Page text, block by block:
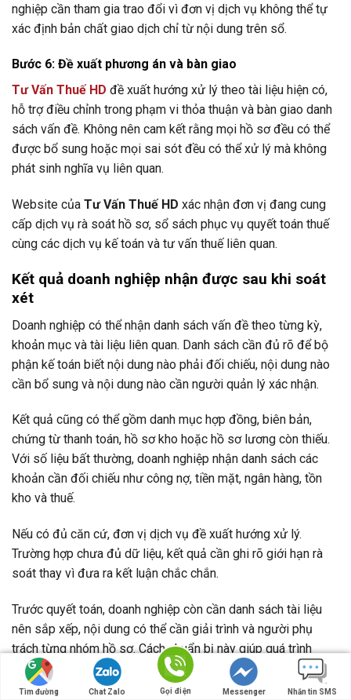
nghiệp cần tham gia trao đổi vì đơn vị dịch vụ không thể tự
xác định bản chất giao dịch chỉ từ nội dung trên sổ.
Bước 6: Đề xuất phương án và bàn giao
Tư Vấn Thuế HD đề xuất hướng xử lý theo tài liệu hiện có,
hỗ trợ điều chỉnh trong phạm vi thỏa thuận và bàn giao danh
sách vấn đề. Không nên cam kết rằng mọi hồ sơ đều có thể
được bổ sung hoặc mọi sai sót đều có thể xử lý mà không
phát sinh nghĩa vụ liên quan.
Website của Tư Vấn Thuế HD xác nhận đơn vị đang cung
cấp dịch vụ rà soát hồ sơ, sổ sách phục vụ quyết toán thuế
cùng các dịch vụ kế toán và tư vấn thuế liên quan.
Kết quả doanh nghiệp nhận được sau khi soát
xét
Doanh nghiệp có thể nhận danh sách vấn đề theo từng kỳ,
khoản mục và tài liệu liên quan. Danh sách cần đủ rõ để bộ
phận kế toán biết nội dung nào phải đối chiếu, nội dung nào
cần bổ sung và nội dung nào cần người quản lý xác nhận.
Kết quả cũng có thể gồm danh mục hợp đồng, biên bản,
chứng từ thanh toán, hồ sơ kho hoặc hồ sơ lương còn thiếu.
Với số liệu bất thường, doanh nghiệp nhận danh sách các
khoản cần đối chiếu như công nợ, tiền mặt, ngân hàng, tồn
kho và thuế.
Nếu có đủ căn cứ, đơn vị dịch vụ đề xuất hướng xử lý.
Trường hợp chưa đủ dữ liệu, kết quả cần ghi rõ giới hạn rà
soát thay vì đưa ra kết luận chắc chắn.
Trước quyết toán, doanh nghiệp còn cần danh sách tài liệu
nên sắp xếp, nội dung có thể cần giải trình và người phụ
trách từng nhóm hồ sơ. Cách chuẩn bị này giúp quá trình
cung cấp thông tin rõ ràng hơn.
Tìm đường Chat Zalo Gọi điện Messenger Nhắn tin SMS